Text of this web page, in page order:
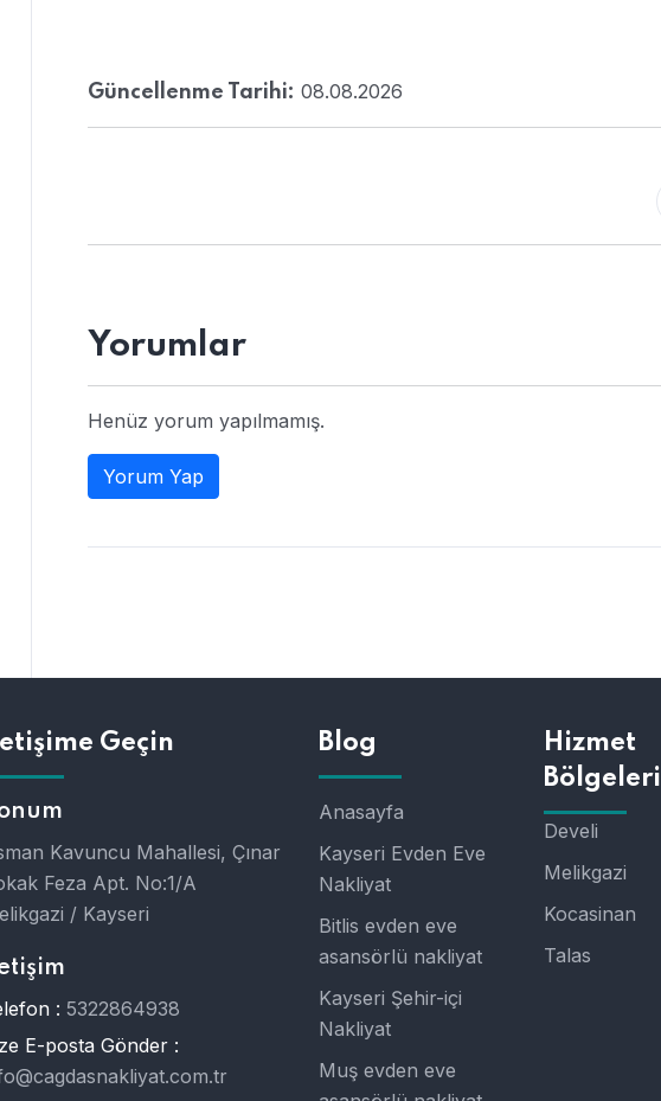
Güncellenme Tarihi: 08.08.2026
Yorumlar
Henüz yorum yapılmamış.
Yorum Yap
Geçin
Kavuncu Mahallesi, Çınar
Feza Apt. No:1/A
/ Kayseri
: 5322864938
E-posta Gönder :
Blog
Anasayfa
Kayseri Evden Eve
Nakliyat
Bitlis evden eve
asansörlü nakliyat
Kayseri Şehir-içi
Nakliyat
Muş evden eve
Hizmet
Bölgeleri
Develi
Melikgazi
Kocasinan
Talas